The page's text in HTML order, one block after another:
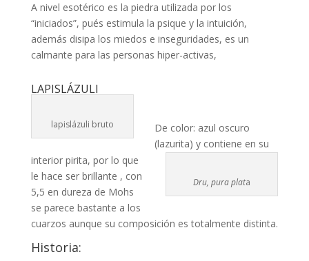
A nivel esotérico es la piedra utilizada por los
“iniciados”, pués estimula la psique y la intuición,
además disipa los miedos e inseguridades, es un
calmante para las personas hiper-activas,
LAPISLÁZULI
lapislázuli bruto
Dru, pura plata
De color: azul oscuro
(lazurita) y contiene en su
interior pirita, por lo que
le hace ser brillante , con
5,5 en dureza de Mohs
se parece bastante a los
cuarzos aunque su composición es totalmente distinta.
Historia: